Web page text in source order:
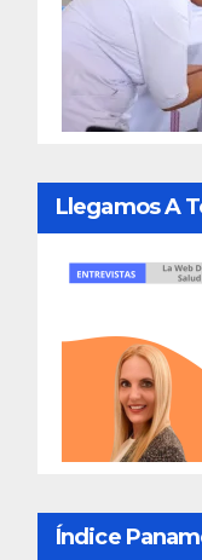
Llegamos A
Índice